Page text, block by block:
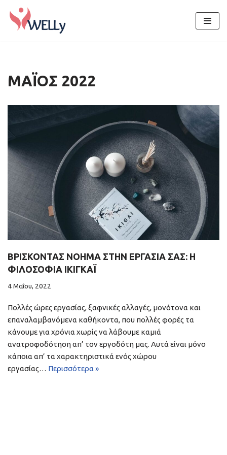
Μεταπηδήστε
ΜΆΙΟΣ 2022
ΒΡΊΣΚΟΝΤΑΣ ΝΌΗΜΑ ΣΤΗΝ ΕΡΓΑΣΊΑ ΣΑΣ: Η
ΦΙΛΟΣΟΦΊΑ ΙΚΙΓΚΆΙ
4 Μαΐου, 2022
Πολλές ώρες εργασίας, ξαφνικές αλλαγές, μονότονα και
επαναλαμβανόμενα καθήκοντα, που πολλές φορές τα
κάνουμε για χρόνια χωρίς να λάβουμε καμιά
ανατροφοδότηση απ’ τον εργοδότη μας. Αυτά είναι μόνο
κάποια απ’ τα χαρακτηριστικά ενός χώρου
εργασίας… Περισσότερα »